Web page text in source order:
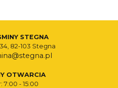
STEGNA
82-103 Stegna
OTWARCIA
7:00 - 15:00